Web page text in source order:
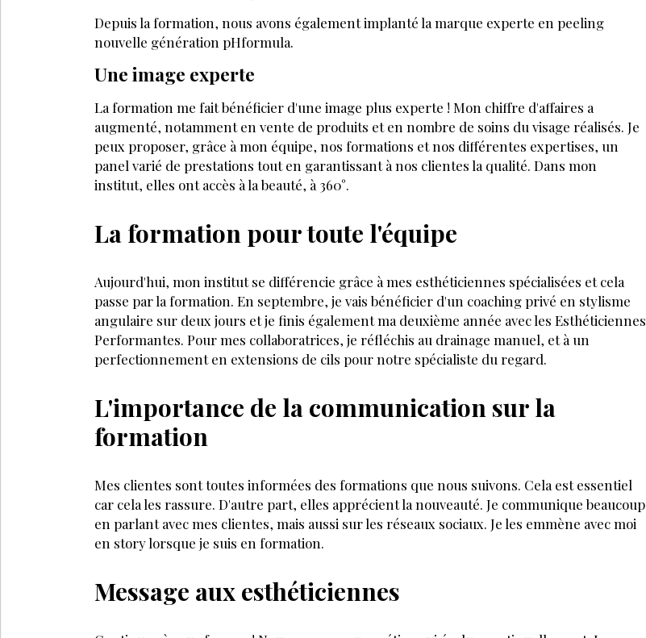
Depuis la formation, nous avons éga­lement implanté la marque experte en peeling
nouvelle génération pHformula.
Une image experte
La formation me fait bénéficier d'une image plus experte ! Mon chiffre d'affaires a
augmenté, notamment en vente de produits et en nombre de soins du visage réalisés. Je
peux proposer, grâce à mon équipe, nos formations et nos différentes exper­tises, un
panel varié de prestations tout en garantissant à nos clientes la qualité. Dans mon
institut, elles ont accès à la beauté, à 360°.
La formation pour toute l'équipe
Aujourd'hui, mon institut se différencie grâce à mes esthéticiennes spécialisées et cela
passe par la formation. En septembre, je vais bénéficier d'un coaching privé en stylisme
angulaire sur deux jours et je finis également ma deuxième année avec les Esthéticiennes
Performantes. Pour mes collaboratrices, je réfléchis au drainage manuel, et à un
perfectionnement en extensions de cils pour notre spécialiste du regard.
L'importance de la communication sur la
formation
Mes clientes sont toutes informées des formations que nous suivons. Cela est essentiel
car cela les rassure. D'autre part, elles apprécient la nou­veauté. Je communique beaucoup
en parlant avec mes clientes, mais aussi sur les réseaux sociaux. Je les emmène avec moi
en story lorsque je suis en formation.
Message aux esthéticiennes